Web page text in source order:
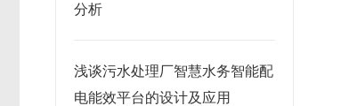
分析
浅谈污水处理厂智慧水务智能配
电能效平台的设计及应用